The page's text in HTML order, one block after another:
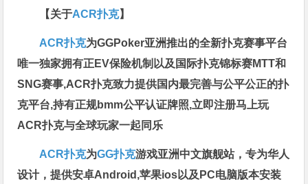
【关于ACR扑克】
ACR扑克为GGPoker亚洲推出的全新扑克赛事平台
唯一独家拥有正EV保险机制以及国际扑克锦标赛MTT和
SNG赛事,ACR扑克致力提供国内最完善与公平公正的扑
克平台,持有正规bmm公平认证牌照,立即注册马上玩
ACR扑克与全球玩家一起同乐
ACR扑克为GG扑克游戏亚洲中文旗舰站，专为华人
设计，提供安卓Android,苹果ios以及PC电脑版本安装